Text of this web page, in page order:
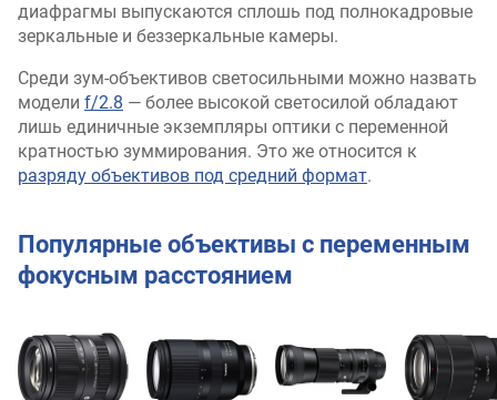
диафрагмы выпускаются сплошь под полнокадровые
зеркальные и беззеркальные камеры.
Среди зум-объективов светосильными можно назвать
модели f/2.8 — более высокой светосилой обладают
лишь единичные экземпляры оптики с переменной
кратностью зуммирования. Это же относится к
разряду объективов под средний формат.
Популярные объективы с переменным
фокусным расстоянием